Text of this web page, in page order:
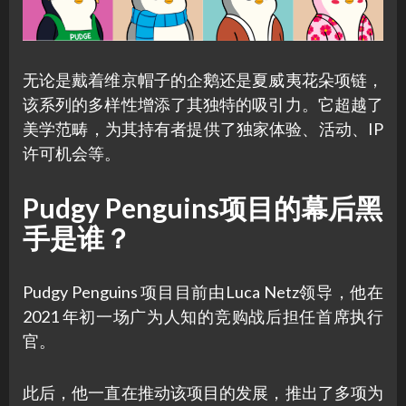
无论是戴着维京帽子的企鹅还是夏威夷花朵项链，
该系列的多样性增添了其独特的吸引力。它超越了
美学范畴，为其持有者提供了独家体验、活动、IP
许可机会等。
Pudgy Penguins项目的幕后黑
手是谁？
Pudgy Penguins 项目目前由Luca Netz领导，他在
2021 年初一场广为人知的竞购战后担任首席执行
官。
此后，他一直在推动该项目的发展，推出了多项为